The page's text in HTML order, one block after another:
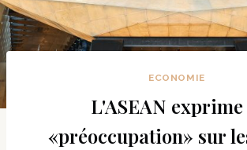
ECONOMIE
L'ASEAN
«préoccupation» sur